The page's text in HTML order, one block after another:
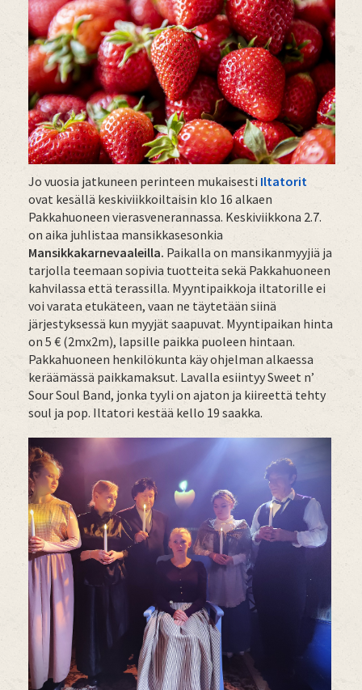
Jo vuosia jatkuneen perinteen mukaisesti Iltatorit
ovat kesällä keskiviikkoiltaisin klo 16 alkaen
Pakkahuoneen vierasvenerannassa. Keskiviikkona 2.7.
on aika juhlistaa mansikkasesonkia
Mansikkakarnevaaleilla. Paikalla on mansikanmyyjiä ja
tarjolla teemaan sopivia tuotteita sekä Pakkahuoneen
kahvilassa että terassilla. Myyntipaikkoja iltatorille ei
voi varata etukäteen, vaan ne täytetään siinä
järjestyksessä kun myyjät saapuvat. Myyntipaikan hinta
on 5 € (2mx2m), lapsille paikka puoleen hintaan.
Pakkahuoneen henkilökunta käy ohjelman alkaessa
keräämässä paikkamaksut. Lavalla esiintyy Sweet n’
Sour Soul Band, jonka tyyli on ajaton ja kiireettä tehty
soul ja pop. Iltatori kestää kello 19 saakka.